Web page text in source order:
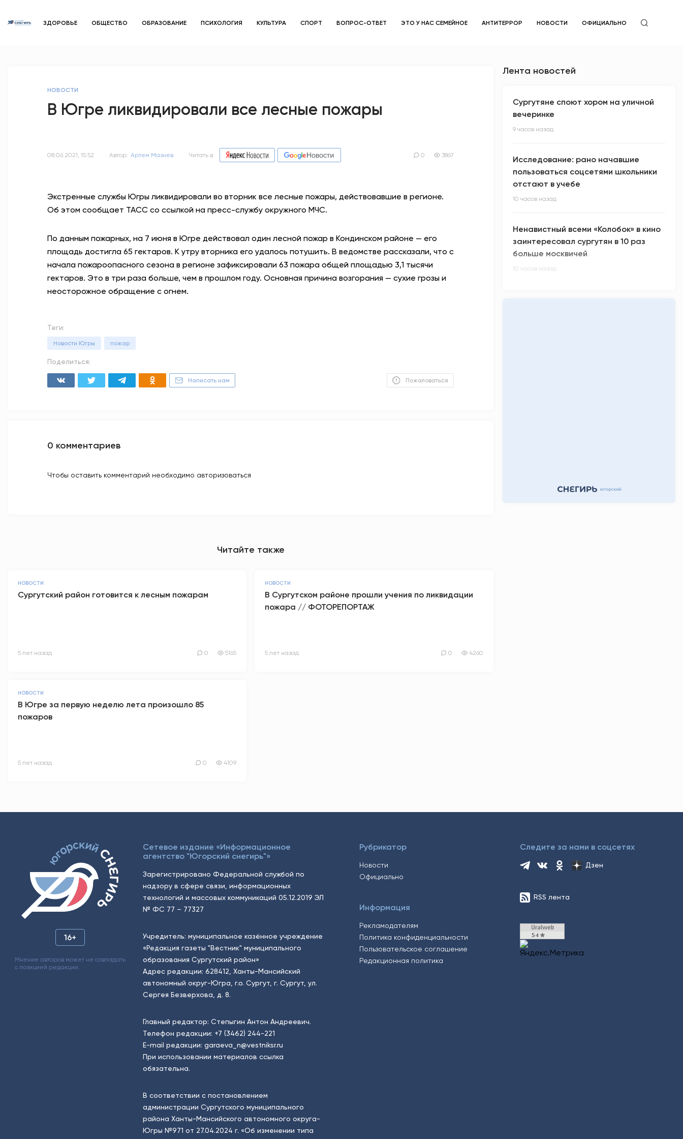
ЗДОРОВЬЕ ОБЩЕСТВО ОБРАЗОВАНИЕ ПСИХОЛОГИЯ КУЛЬТУРА СПОРТ ВОПРОС-ОТВЕТ ЭТО У НАС СЕМЕЙНОЕ АНТИТЕРРОР НОВОСТИ ОФИЦИАЛЬНО
КУЛЬТУРА
ВОПРОС-ОТВЕТ
АНТИТЕРРОР
НОВОСТИ
НОВОСТИ
В Югре ликвидировали все лесные пожары
08.06.2021, 15:52 Автор: Артем Мазнев Читать в 0 3867
Экстренные службы Югры ликвидировали во вторник все лесные пожары, действовавшие в регионе.
Об этом сообщает ТАСС со ссылкой на пресс-службу окружного МЧС.
По данным пожарных, на 7 июня в Югре действовал один лесной пожар в Кондинском районе — его
площадь достигла 65 гектаров. К утру вторника его удалось потушить. В ведомстве рассказали, что с
начала пожароопасного сезона в регионе зафиксировали 63 пожара общей площадью 3,1 тысячи
гектаров. Это в три раза больше, чем в прошлом году. Основная причина возгорания — сухие грозы и
неосторожное обращение с огнем.
Теги:
Новости Югры пожар
Поделиться:
Написать нам Пожаловаться
0 комментариев
Чтобы оставить комментарий необходимо авторизоваться
Читайте также
НОВОСТИ
Сургутский район готовится к лесным пожарам
5 лет назад 0 5165
НОВОСТИ
В Сургутском районе прошли учения по ликвидации
пожара // ФОТОРЕПОРТАЖ
5 лет назад 0 4260
НОВОСТИ
В Югре за первую неделю лета произошло 85
пожаров
5 лет назад 0 4109
Лента новостей
Сургутяне споют хором на уличной
вечеринке
9 часов назад
Исследование: рано начавшие
пользоваться соцсетями школьники
отстают в учебе
10 часов назад
Ненавистный всеми «Колобок» в кино
заинтересовал сургутян в 10 раз
больше москвичей
10 часов назад
16+
Мнение авторов может не совпадать
с позицией редакции.
Сетевое издание «Информационное
агентство "Югорский снегирь"»
Зарегистрировано Федеральной службой по
надзору в сфере связи, информационных
технологий и массовых коммуникаций 05.12.2019 ЭЛ
№ ФС 77 – 77327
Учредитель: муниципальное казённое учреждение
«Редакция газеты "Вестник" муниципального
образования Сургутский район»
Адрес редакции: 628412, Ханты-Мансийский
автономный округ-Югра, г.о. Сургут, г. Сургут, ул.
Сергея Безверхова, д. 8.
Главный редактор: Степыгин Антон Андреевич.
Телефон редакции: +7 (3462) 244-221
E-mail редакции: garaeva_n@vestniksr.ru
При использовании материалов ссылка
обязательна.
В соответствии с постановлением
администрации Сургутского муниципального
района Ханты-Мансийского автономного округа-
Югры №971 от 27.04.2024 г. «Об изменении типа
Рубрикатор
Новости
Официально
Информация
Рекламодателям
Политика конфиденциальности
Пользовательское соглашение
Редакционная политика
Следите за нами в соцсетях
Дзен
RSS лента